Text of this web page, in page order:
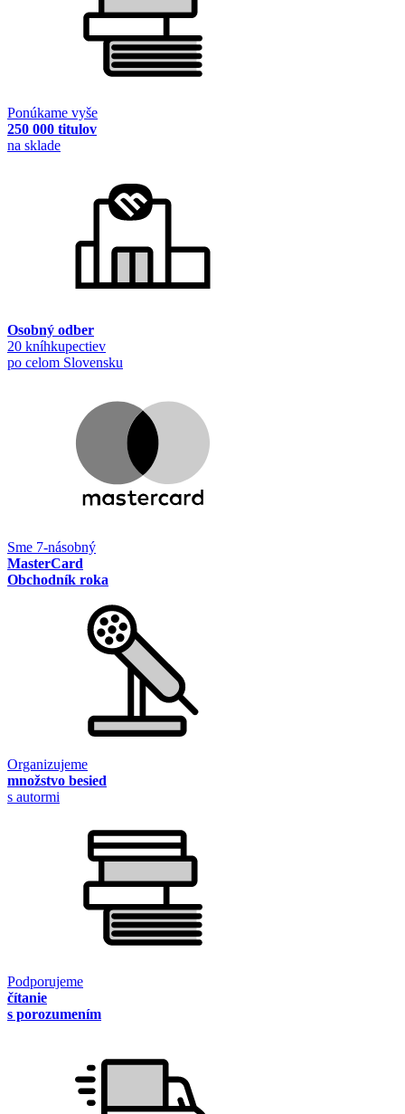
Ponúkame vyše
250 000 titulov
na sklade
Osobný odber
20 kníhkupectiev
po celom Slovensku
Sme 7-násobný
MasterCard
Obchodník roka
Organizujeme
množstvo besied
s autormi
Podporujeme
čítanie
s porozumením